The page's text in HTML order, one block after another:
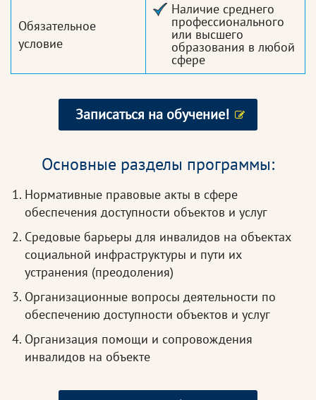
Обязательное
условие
Наличие среднего
профессионального
или высшего
образования в любой
сфере
Записаться на обучение!
Основные разделы программы:
Нормативные правовые акты в сфере
обеспечения доступности объектов и услуг
Средовые барьеры для инвалидов на объектах
социальной инфраструктуры и пути их
устранения (преодоления)
Организационные вопросы деятельности по
обеспечению доступности объектов и услуг
Организация помощи и сопровождения
инвалидов на объекте